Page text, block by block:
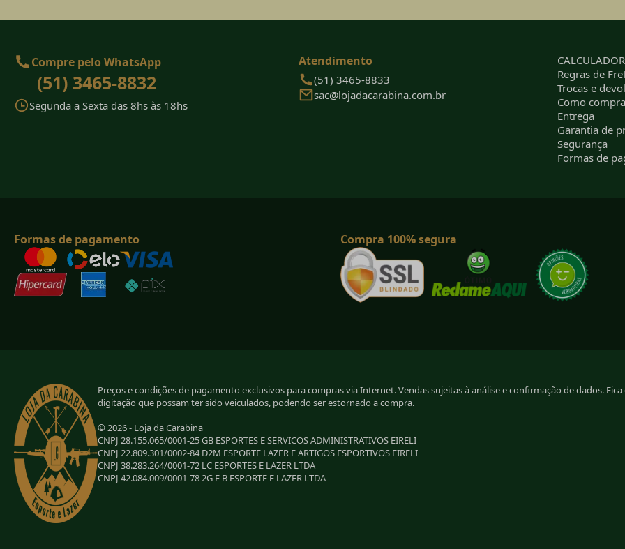
Compre pelo WhatsApp
(51) 3465-8832
Segunda a Sexta das 8hs às 18hs
Atendimento
(51) 3465-8833
sac@lojadacarabina.com.br
Regras de
Trocas e
Como
Entrega
Garantia de
Segurança
Formas de
Formas de pagamento Compra 100% segura
Preços e condições de pagamento exclusivos para compras via Internet. Vendas sujeitas à análise e confirmação de dados.
digitação que possam ter sido veiculados, podendo ser estornado a compra.
© 2026 - Loja da Carabina
CNPJ 28.155.065/0001-25 GB ESPORTES E SERVICOS ADMINISTRATIVOS EIRELI
CNPJ 22.809.301/0002-84 D2M ESPORTE LAZER E ARTIGOS ESPORTIVOS EIRELI
CNPJ 38.283.264/0001-72 LC ESPORTES E LAZER LTDA
CNPJ 42.084.009/0001-78 2G E B ESPORTE E LAZER LTDA